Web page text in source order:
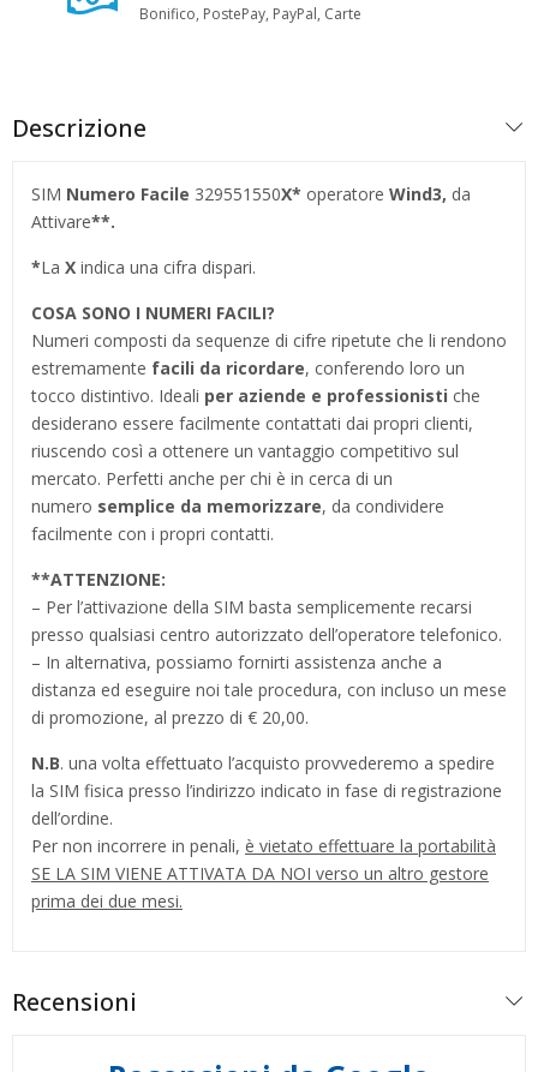
Bonifico, PostePay, PayPal, Carte
Descrizione
SIM Numero Facile 329551550X* operatore Wind3, da
Attivare**.
*La X indica una cifra dispari.
COSA SONO I NUMERI FACILI?
Numeri composti da sequenze di cifre ripetute che li rendono
estremamente facili da ricordare, conferendo loro un
tocco distintivo. Ideali per aziende e professionisti che
desiderano essere facilmente contattati dai propri clienti,
riuscendo così a ottenere un vantaggio competitivo sul
mercato. Perfetti anche per chi è in cerca di un
numero semplice da memorizzare, da condividere
facilmente con i propri contatti.
**ATTENZIONE:
– Per l’attivazione della SIM basta semplicemente recarsi
presso qualsiasi centro autorizzato dell’operatore telefonico.
– In alternativa, possiamo fornirti assistenza anche a
distanza ed eseguire noi tale procedura, con incluso un mese
di promozione, al prezzo di € 20,00.
N.B. una volta effettuato l’acquisto provvederemo a spedire
la SIM fisica presso l’indirizzo indicato in fase di registrazione
dell’ordine.
Per non incorrere in penali, è vietato effettuare la portabilità
SE LA SIM VIENE ATTIVATA DA NOI verso un altro gestore
prima dei due mesi.
Recensioni